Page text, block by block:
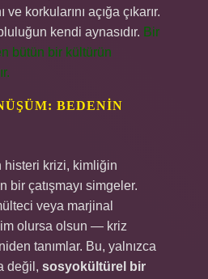
korkularını açığa çıkarır.
kendi aynasıdır. Bir
bütün bir kültürün
BEDENIN
histeri krizi, kimliğin
bir çatışmayı simgeler.
veya marjinal
olursa olsun — kriz
tanımlar. Bu, yalnızca
değil, sosyokültürel bir